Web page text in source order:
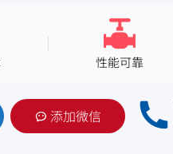
性能可靠
添加微信